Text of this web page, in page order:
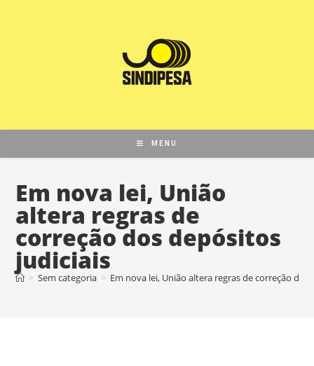
MENU
Em nova lei, União
altera regras de
correção dos depósitos
judiciais
> Sem categoria > Em nova lei, União altera regras de correção